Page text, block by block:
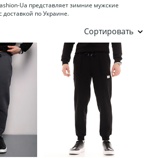
Ua представляет зимние мужские
по Украине.
Сортировать